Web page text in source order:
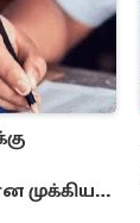
முக்கிய